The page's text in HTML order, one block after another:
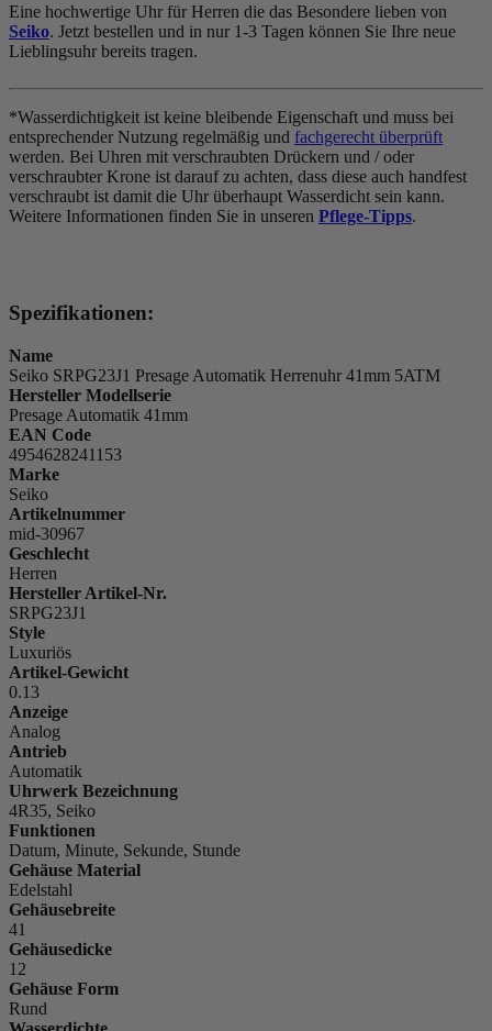
Eine hochwertige Uhr für Herren die das Besondere lieben von
Seiko. Jetzt bestellen und in nur 1-3 Tagen können Sie Ihre neue
Lieblingsuhr bereits tragen.
*Wasserdichtigkeit ist keine bleibende Eigenschaft und muss bei
entsprechender Nutzung regelmäßig und fachgerecht überprüft
werden. Bei Uhren mit verschraubten Drückern und / oder
verschraubter Krone ist darauf zu achten, dass diese auch handfest
verschraubt ist damit die Uhr überhaupt Wasserdicht sein kann.
Weitere Informationen finden Sie in unseren Pflege-Tipps.
Spezifikationen:
Name
Seiko SRPG23J1 Presage Automatik Herrenuhr 41mm 5ATM
Hersteller Modellserie
Presage Automatik 41mm
EAN Code
4954628241153
Marke
Seiko
Artikelnummer
mid-30967
Geschlecht
Herren
Hersteller Artikel-Nr.
SRPG23J1
Style
Luxuriös
Artikel-Gewicht
0.13
Anzeige
Analog
Antrieb
Automatik
Uhrwerk Bezeichnung
4R35, Seiko
Funktionen
Datum, Minute, Sekunde, Stunde
Gehäuse Material
Edelstahl
Gehäusebreite
41
Gehäusedicke
12
Gehäuse Form
Rund